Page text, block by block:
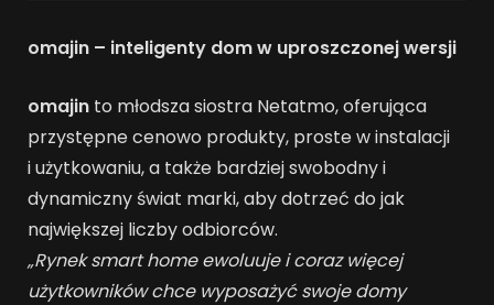
omajin – inteligenty dom w uproszczonej wersji
omajin to młodsza siostra Netatmo, oferująca
przystępne cenowo produkty, proste w instalacji
i użytkowaniu, a także bardziej swobodny i
dynamiczny świat marki, aby dotrzeć do jak
największej liczby odbiorców.
„Rynek smart home ewoluuje i coraz więcej
użytkowników chce wyposażyć swoje domy